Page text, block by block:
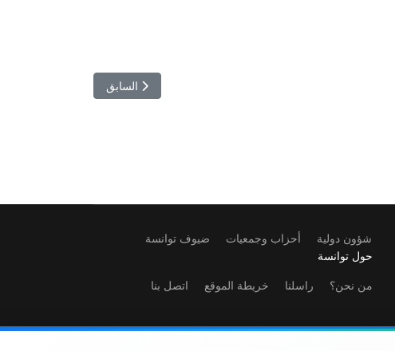
المقال السابق: الفنان لطفي
السابق
شؤون دولية أحزاب وجمعيات
ضيوف توانسة
حول توانسة
من نحن؟
راسلنا خريطة الموقع اتصل بنا